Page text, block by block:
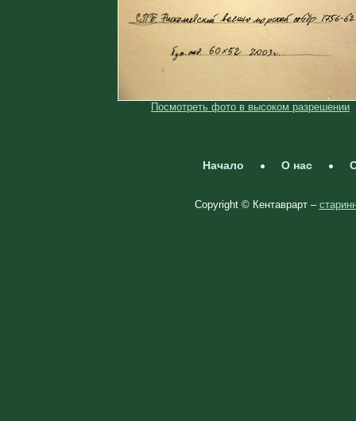
Посмотреть фото в высоком разрешении
Начало О нас
Copyright © Кентаврарт –